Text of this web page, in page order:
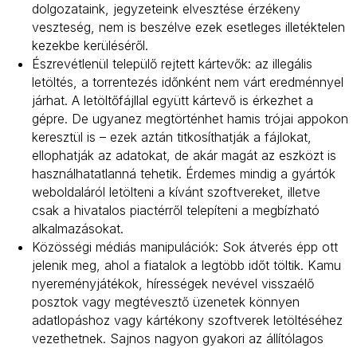
dolgozataink, jegyzeteink elvesztése érzékeny
veszteség, nem is beszélve ezek esetleges illetéktelen
kezekbe kerüléséről.
Észrevétlenül települő rejtett kártevők: az illegális
letöltés, a torrentezés időnként nem várt eredménnyel
járhat. A letöltőfájllal együtt kártevő is érkezhet a
gépre. De ugyanez megtörténhet hamis trójai appokon
keresztül is – ezek aztán titkosíthatják a fájlokat,
ellophatják az adatokat, de akár magát az eszközt is
használhatatlanná tehetik. Érdemes mindig a gyártók
weboldaláról letölteni a kívánt szoftvereket, illetve
csak a hivatalos piactérről telepíteni a megbízható
alkalmazásokat.
Közösségi médiás manipulációk: Sok átverés épp ott
jelenik meg, ahol a fiatalok a legtöbb időt töltik. Kamu
nyereményjátékok, hírességek nevével visszaélő
posztok vagy megtévesztő üzenetek könnyen
adatlopáshoz vagy kártékony szoftverek letöltéséhez
vezethetnek. Sajnos nagyon gyakori az állítólagos